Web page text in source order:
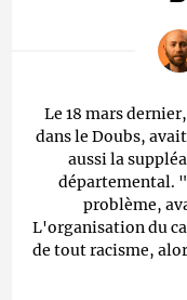
Le 18 mars
dans le Doubs,
aussi la
départemental.
problème,
L'organisation du
de tout racisme,